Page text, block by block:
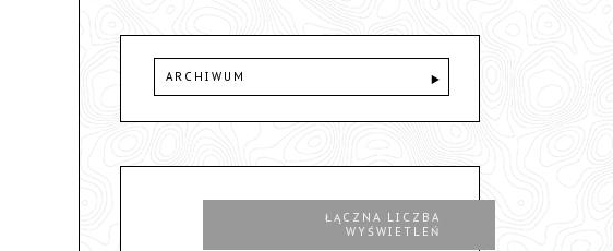
ARCHIWUM
ŁĄCZNA LICZBA
WYŚWIETLEŃ